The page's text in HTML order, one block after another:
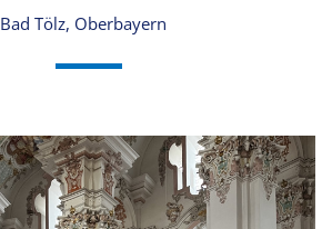
Bad Tölz, Oberbayern